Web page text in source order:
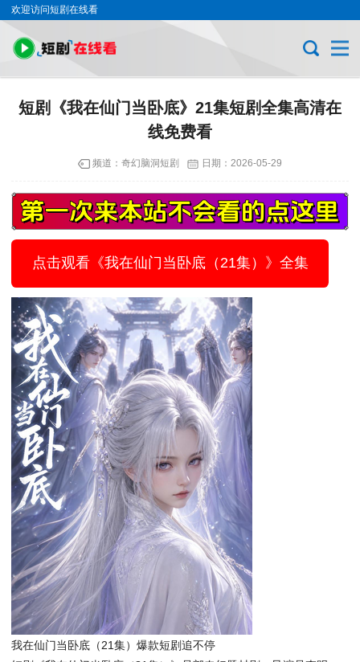
欢迎访问短剧在线看
短剧《我在仙门当卧底》21集短剧全集高清在
线免费看
频道： 奇幻脑洞短剧 日期： 2026-05-29
点击观看《我在仙门当卧底（21集）》全集
我在仙门当卧底（21集）爆款短剧追不停